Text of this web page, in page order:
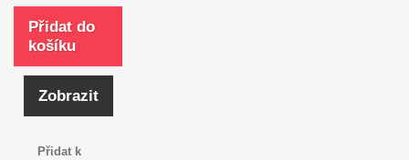
Přidat do
košíku
Zobrazit
Přidat k